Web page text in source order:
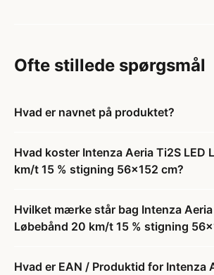
Ofte stillede spørgsmål
Hvad er navnet på produktet?
Hvad koster Intenza Aeria Ti2S LED
km/t 15 % stigning 56x152 cm?
Hvilket mærke står bag Intenza Aeria
Løbebånd 20 km/t 15 % stigning
Hvad er EAN / Produktid for Intenza